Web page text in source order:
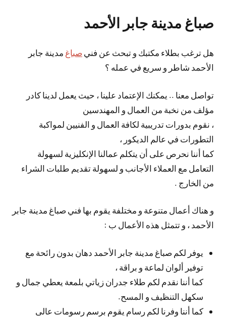
صباغ مدينة جابر الأحمد
هل ترغب بطلاء مكتبك و تبحث عن فني صباغ مدينة جابر
الأحمد شاطر و سريع في عمله ؟
تواصل معنا .. يمكنك الإعتماد علينا ، حيث يعمل لدينا كادر
مؤلف من نخبة من العمال و المهندسين
، نقوم بدورات تدريبية لكافة العمال و الفنيين لمواكبة
التطورات في عالم الديكور ،
كما أننا نحرص على أن يتكلم عمالنا الإنكليزية لسهولة
التعامل مع العملاء الأجانب و لسهولة تقديم طلبات الشراء
من الخارج .
و هناك أعمال متنوعة و مختلفة يقوم بها فني صباغ مدينة جابر
الأحمد ، و تتمثل هذه الأعمال ب :
يوفر لكم صباغ مدينة جابر الأحمد دهان بدون رائحة مع
توفير ألوان لماعة و براقة ،
كما أننا نقدم لكم طلاء جدران زياتي بلمعة يعطي جمال و
سكهل التنظيف و المسح.
كما أننا وفرنا لكم رسام يقوم برسم رسومات عالى